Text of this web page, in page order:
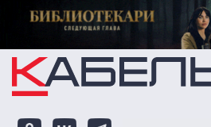
Перейти к основному содержанию